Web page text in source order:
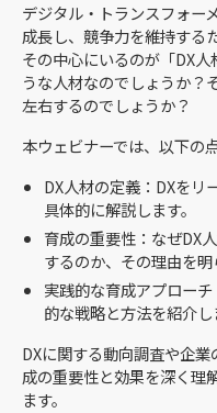
デジタル・トランスフォー
成長し、競争力を維持する
その中心にいるのが「DX
うな人材なのでしょうか？
左右するのでしょうか？
本ウェビナーでは、以下の
DX人材の定義：DXをリ
具体的に解説します。
育成の重要性：なぜDX
するのか、その理由を明
実践的な育成アプロー
的な戦略と方法を紹介し
DXに関する動向調査や企
成の重要性と効果を深く理
ます。